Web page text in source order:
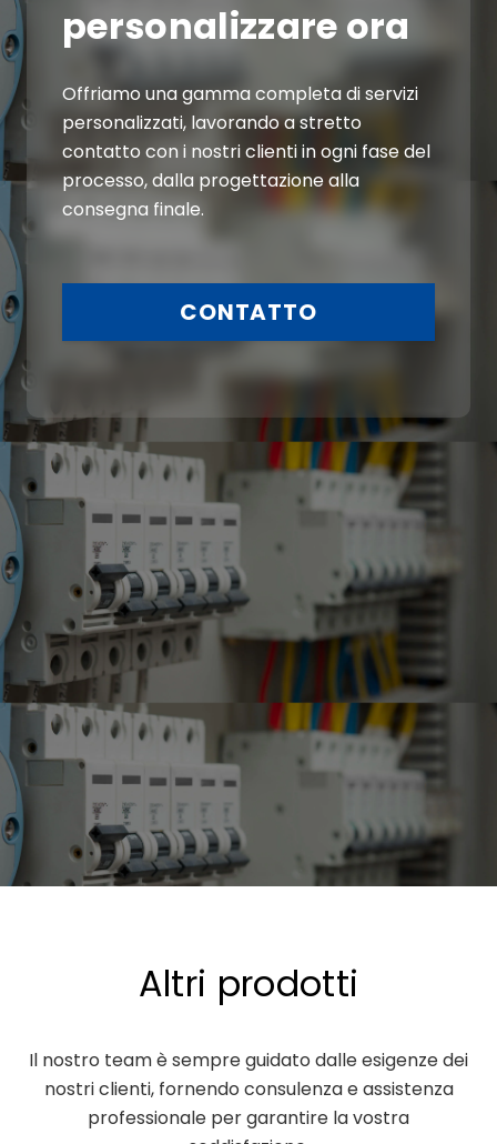
personalizzare ora
Offriamo una gamma completa di servizi
personalizzati, lavorando a stretto
contatto con i nostri clienti in ogni fase del
processo, dalla progettazione alla
consegna finale.
CONTATTO
Altri prodotti
Il nostro team è sempre guidato dalle esigenze dei
nostri clienti, fornendo consulenza e assistenza
professionale per garantire la vostra